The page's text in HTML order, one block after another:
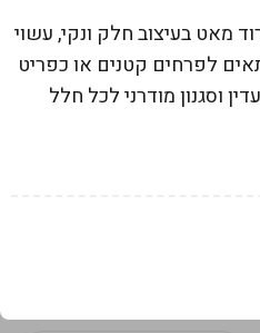
במלאי
11ס"מ ורוד מאט בעיצוב חלק ונקי, עשוי
לפרחים קטנים או כפריט
וסגנון מודרני לכל חלל